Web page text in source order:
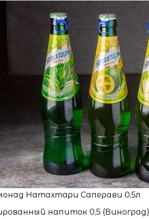
Натахтари Саперави 0,5л
напиток 0,5 (Виноград)